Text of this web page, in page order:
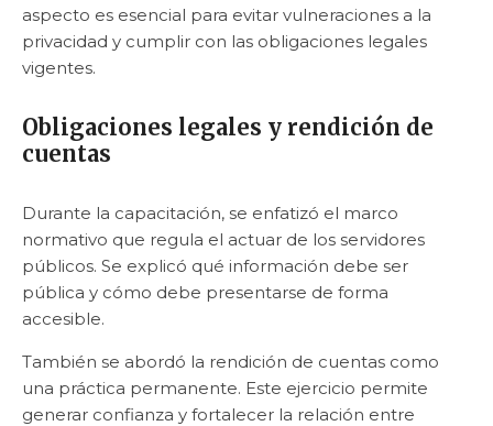
aspecto es esencial para evitar vulneraciones a la
privacidad y cumplir con las obligaciones legales
vigentes.
Obligaciones legales y rendición de
cuentas
Durante la capacitación, se enfatizó el marco
normativo que regula el actuar de los servidores
públicos. Se explicó qué información debe ser
pública y cómo debe presentarse de forma
accesible.
También se abordó la rendición de cuentas como
una práctica permanente. Este ejercicio permite
generar confianza y fortalecer la relación entre